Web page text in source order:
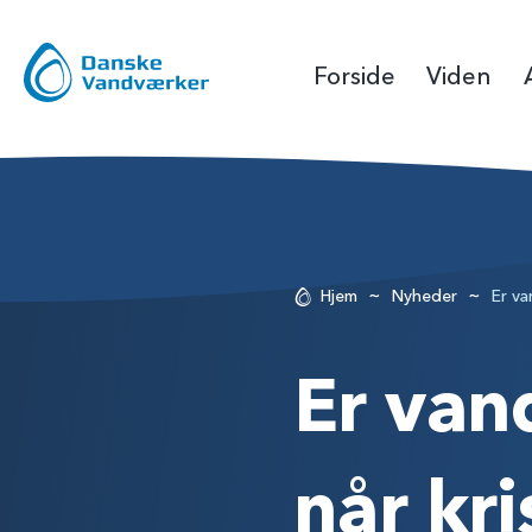
Forside Viden
Hjem ~ Nyheder ~ Er
Er
når